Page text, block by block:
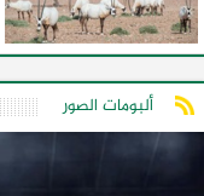
ألبومات الصور